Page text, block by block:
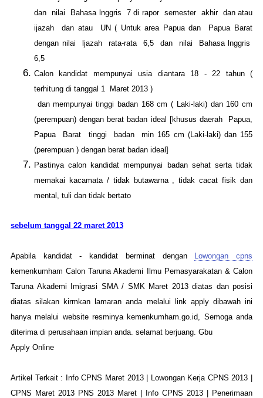
dan nilai Bahasa lnggris 7 di rapor semester akhir dan atau
ijazah dan atau UN ( Untuk area Papua dan Papua Barat
dengan nilai ljazah rata-rata 6,5 dan nilai Bahasa lnggris
6,5
Calon kandidat mempunyai usia diantara 18 - 22 tahun (
terhitung di tanggal 1 Maret 2013 )
dan mempunyai tinggi badan 168 cm ( Laki-laki) dan 160 cm
(perempuan) dengan berat badan ideal [khusus daerah Papua,
Papua Barat tinggi badan min 165 cm (Laki-laki) dan 155
(perempuan ) dengan berat badan ideal]
Pastinya calon kandidat mempunyai badan sehat serta tidak
memakai kacamata / tidak butawarna , tidak cacat fisik dan
mental, tuli dan tidak bertato
sebelum tanggal 22 maret 2013
Apabila kandidat - kandidat berminat dengan
Lowongan cpns
kemenkumham Calon Taruna Akademi Ilmu Pemasyarakatan & Calon
Taruna Akademi Imigrasi SMA / SMK Maret 2013 diatas dan posisi
diatas silakan kirmkan lamaran anda melalui link apply dibawah ini
hanya melalui website resminya kemenkumham.go.id, Semoga anda
diterima di perusahaan impian anda. selamat berjuang. Gbu
Apply Online
Artikel Terkait : Info CPNS Maret 2013 | Lowongan Kerja CPNS 2013 |
CPNS Maret 2013 PNS 2013 Maret | Info CPNS 2013 | Penerimaan